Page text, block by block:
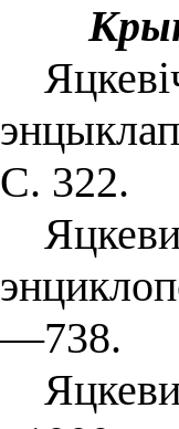
С. 322.
—738.